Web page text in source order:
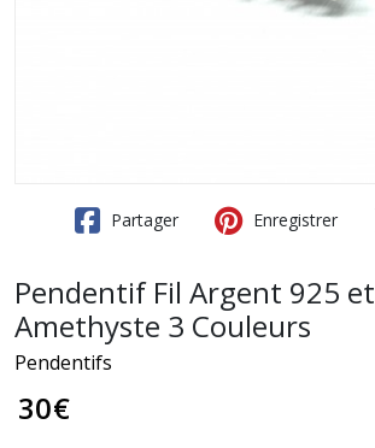
Partager Enregistrer
Pendentif Fil Argent 925 et
Amethyste 3 Couleurs
Pendentifs
30€